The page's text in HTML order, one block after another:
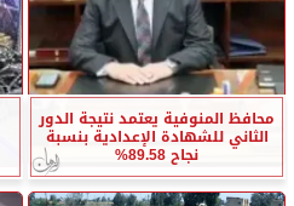
محافظ المنوفية يعتمد نتيجة الدور
الثاني للشهادة الإعدادية بنسبة
نجاح 89.58%